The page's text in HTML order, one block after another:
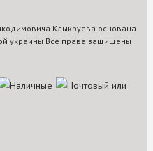
Клыкруева основана
украины Все права защищены